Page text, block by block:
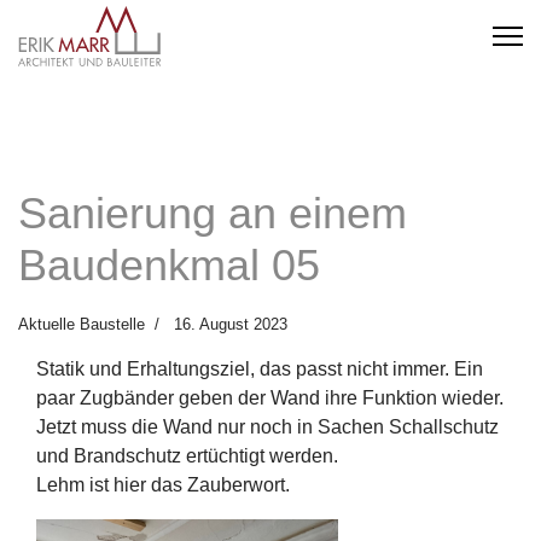
Sanierung an einem
Baudenkmal 05
Aktuelle Baustelle 16. August 2023
Statik und Erhaltungsziel, das passt nicht immer. Ein
paar Zugbänder geben der Wand ihre Funktion wieder.
Jetzt muss die Wand nur noch in Sachen Schallschutz
und Brandschutz ertüchtigt werden.
Lehm ist hier das Zauberwort.